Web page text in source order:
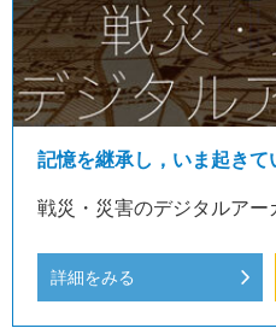
記憶を継承し，いま起きて
戦災・災害のデジタルアー
詳細をみる